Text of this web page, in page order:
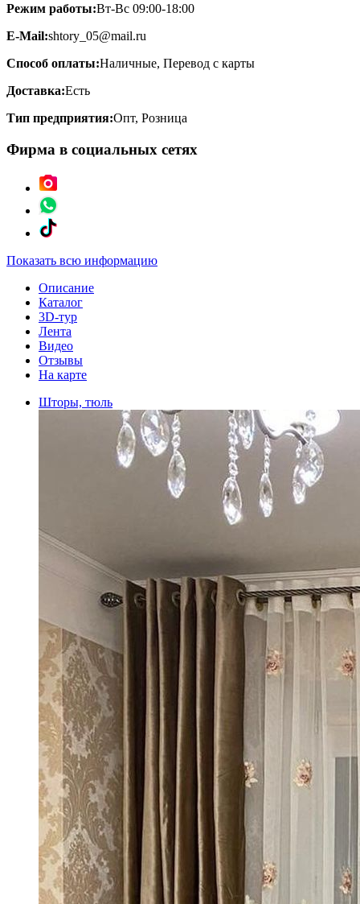
Режим работы:Вт-Вс 09:00-18:00
E-Mail:shtory_05@mail.ru
Способ оплаты:Наличные, Перевод с карты
Доставка:Есть
Тип предприятия:Опт, Розница
Фирма в социальных сетях
Показать всю информацию
Описание
Каталог
3D-тур
Лента
Видео
Отзывы
На карте
Шторы, тюль